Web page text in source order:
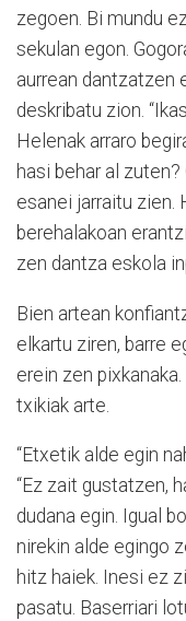
zegoen. Bi mundu
sekulan egon.
aurrean dantzatzen
deskribatu zion.
Helenak arraro
hasi behar al
esanei jarraitu zien.
berehalakoan
zen dantza eskola
Bien artean
elkartu ziren, barre
erein zen
txikiak arte.
“Etxetik alde egin
“Ez zait gustatzen,
dudana egin. Igual
nirekin alde egingo
hitz haiek. Inesi ez
pasatu. Baserriari